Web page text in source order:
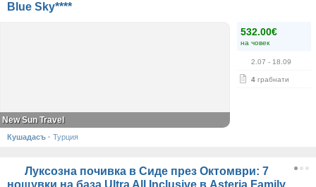
Blue Sky****
532.00€
на човек
2.07 - 18.09
4 грабнати
New Sun Travel
Кушадасъ · Турция
Луксозна почивка в Сиде през Октомври: 7
нощувки на база Ultra All Inclusive в Asteria Family